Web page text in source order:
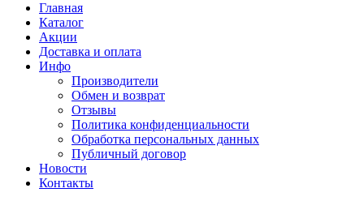
Главная
Каталог
Акции
Доставка и оплата
Инфо
Производители
Обмен и возврат
Отзывы
Политика конфиденциальности
Обработка персональных данных
Публичный договор
Новости
Контакты